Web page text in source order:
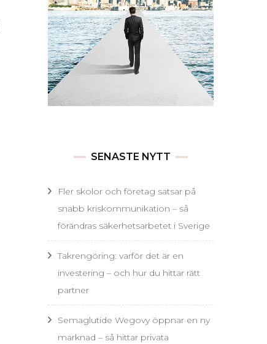
SENASTE NYTT
Fler skolor och företag satsar på
snabb kriskommunikation – så
förändras säkerhetsarbetet i Sverige
Takrengöring: varför det är en
investering – och hur du hittar rätt
partner
Semaglutide Wegovy öppnar en ny
marknad – så hittar privata